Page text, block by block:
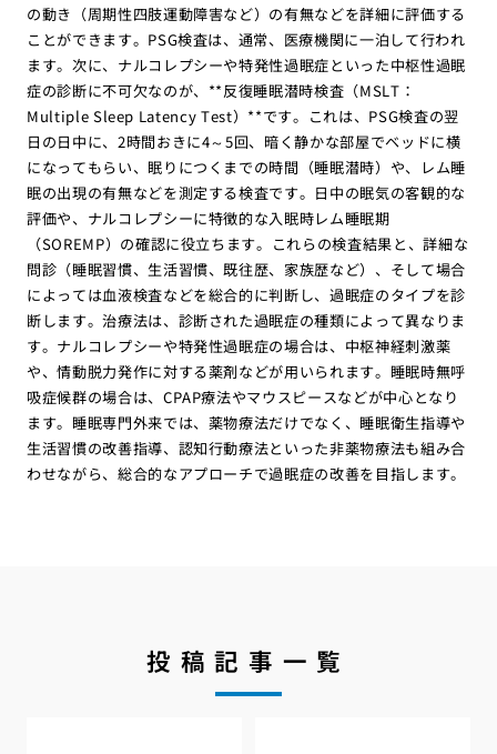
の動き（周期性四肢運動障害など）の有無などを詳細に評価する
ことができます。PSG検査は、通常、医療機関に一泊して行われ
ます。次に、ナルコレプシーや特発性過眠症といった中枢性過眠
症の診断に不可欠なのが、**反復睡眠潜時検査（MSLT：
Multiple Sleep Latency Test）**です。これは、PSG検査の翌
日の日中に、2時間おきに4～5回、暗く静かな部屋でベッドに横
になってもらい、眠りにつくまでの時間（睡眠潜時）や、レム睡
眠の出現の有無などを測定する検査です。日中の眠気の客観的な
評価や、ナルコレプシーに特徴的な入眠時レム睡眠期
（SOREMP）の確認に役立ちます。これらの検査結果と、詳細な
問診（睡眠習慣、生活習慣、既往歴、家族歴など）、そして場合
によっては血液検査などを総合的に判断し、過眠症のタイプを診
断します。治療法は、診断された過眠症の種類によって異なりま
す。ナルコレプシーや特発性過眠症の場合は、中枢神経刺激薬
や、情動脱力発作に対する薬剤などが用いられます。睡眠時無呼
吸症候群の場合は、CPAP療法やマウスピースなどが中心となり
ます。睡眠専門外来では、薬物療法だけでなく、睡眠衛生指導や
生活習慣の改善指導、認知行動療法といった非薬物療法も組み合
わせながら、総合的なアプローチで過眠症の改善を目指します。
投稿記事一覧